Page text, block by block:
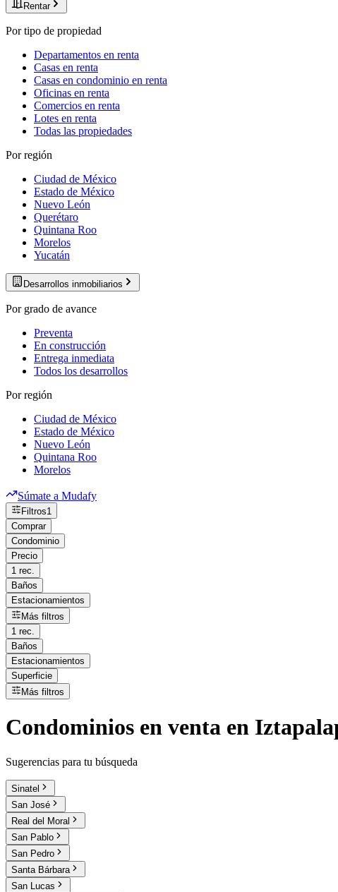
Rentar
Por tipo de propiedad
Departamentos en renta
Casas en renta
Casas en condominio en renta
Oficinas en renta
Comercios en renta
Lotes en renta
Todas las propiedades
Por región
Ciudad de México
Estado de México
Nuevo León
Querétaro
Quintana Roo
Morelos
Yucatán
Desarrollos inmobiliarios
Por grado de avance
Preventa
En construcción
Entrega inmediata
Todos los desarrollos
Por región
Ciudad de México
Estado de México
Nuevo León
Quintana Roo
Morelos
Súmate a Mudafy
Filtros1
Comprar
Condominio
Precio
1 rec.
Baños
Estacionamientos
Más filtros
1 rec.
Baños
Estacionamientos
Superficie
Más filtros
Condominios en venta en
Sugerencias para tu búsqueda
Sinatel
San José
Real del Moral
San Pablo
San Pedro
Santa Bárbara
San Lucas